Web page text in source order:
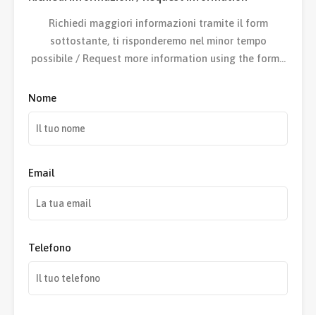
Richiedi maggiori informazioni tramite il form
sottostante, ti risponderemo nel minor tempo
possibile / Request more information using the form…
Nome
Email
Telefono